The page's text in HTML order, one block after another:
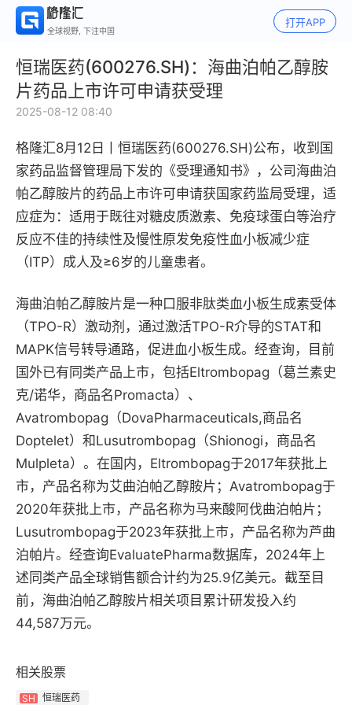
全球视野, 下注中国
打开APP
恒瑞医药(600276.SH)：海曲泊帕乙醇胺
片药品上市许可申请获受理
2025-08-12 08:40
格隆汇8月12日丨 恒瑞医药(600276.SH)公布， 收到国
家药品监督管理局下发的《受理通知书》，公司海曲泊
帕乙醇胺片的药品上市许可申请获国家药监局受理，适
应症为：适用于既往对糖皮质激素、免疫球蛋白等治疗
反应不佳的持续性及慢性原发免疫性血小板减少症
（ITP）成人及≥6岁的儿童患者。
海曲泊帕乙醇胺片是一种口服非肽类血小板生成素受体
（TPO-R）激动剂，通过激活TPO-R介导的STAT和
MAPK信号转导通路，促进血小板生成。经查询，目前
国外已有同类产品上市，包括Eltrombopag（葛兰素史
克/诺华，商品名Promacta）、
Avatrombopag（DovaPharmaceuticals,商品名
Doptelet）和Lusutrombopag（Shionogi，商品名
Mulpleta）。在国内，Eltrombopag于2017年获批上
市，产品名称为艾曲泊帕乙醇胺片；Avatrombopag于
2020年获批上市，产品名称为马来酸阿伐曲泊帕片；
Lusutrombopag于2023年获批上市，产品名称为芦曲
泊帕片。经查询EvaluatePharma数据库，2024年上
述同类产品全球销售额合计约为25.9亿美元。截至目
前，海曲泊帕乙醇胺片相关项目累计研发投入约
44,587万元。
相关股票
SH 恒瑞医药